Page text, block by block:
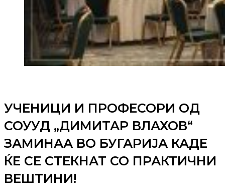
УЧЕНИЦИ И ПРОФЕСОРИ ОД
СОУУД „ДИМИТАР ВЛАХОВ“
ЗАМИНАА ВО БУГАРИЈА КАДЕ
ЌЕ СЕ СТЕКНАТ СО ПРАКТИЧНИ
ВЕШТИНИ!